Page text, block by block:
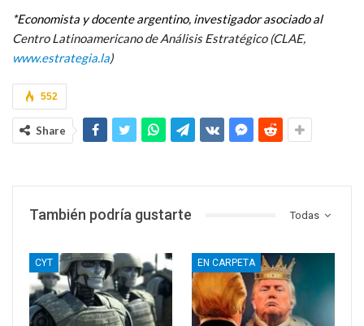
*Economista y docente argentino, investigador asociado al
Centro Latinoamericano de Análisis Estratégico (CLAE,
www.estrategia.la)
552
Share
Todas
También podría gustarte
CYT EN CARPETA